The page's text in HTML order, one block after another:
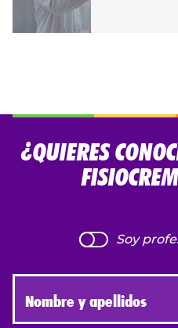
¿QUIERES
Soy
Nombre y apellidos